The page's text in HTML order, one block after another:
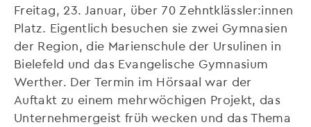
Freitag, 23. Januar, über 70 Zehntklässler:innen
Platz. Eigentlich besuchen sie zwei Gymnasien
der Region, die Marienschule der Ursulinen in
Bielefeld und das Evangelische Gymnasium
Werther. Der Termin im Hörsaal war der
Auftakt zu einem mehrwöchigen Projekt, das
Unternehmergeist früh wecken und das Thema